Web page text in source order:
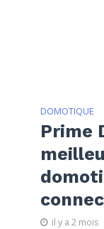
DOMOTIQUE
Prime
il y a 2 mois